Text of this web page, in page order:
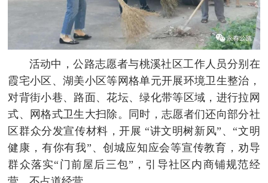
活动中，公路志愿者与桃溪社区工作人员分别在
霞宅小区、湖美小区等网格单元开展环境卫生整治，
对背街小巷、路面、花坛、绿化带等区域，进行拉网
式、网格式卫生大扫除。同时，志愿者们还向部分社
区群众分发宣传材料，开展 “讲文明树新风”、“文明
健康，有你有我”、创城应知应会等宣传教育，劝导
群众落实“门前屋后三包”，引导社区内商铺规范经